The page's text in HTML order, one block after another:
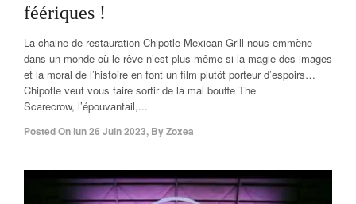
féériques !
La chaine de restauration Chipotle Mexican Grill nous emmène
dans un monde où le rêve n’est plus même si la magie des images
et la moral de l’histoire en font un film plutôt porteur d’espoirs…
Chipotle veut vous faire sortir de la mal bouffe The
Scarecrow, l’épouvantail,...
Posted On lun 26 Juin 2023, ByZoxea